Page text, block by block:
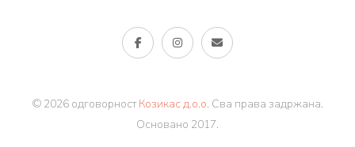
© 2026 одговорностКозикас д.о.о. Сва права задржана.
Основано 2017.